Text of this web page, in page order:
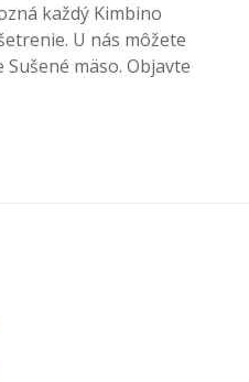
každý Kimbino
U nás môžete
mäso. Objavte